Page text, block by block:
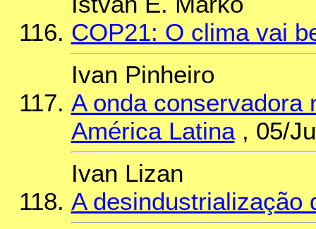
COP21: O clima vai
Ivan Pinheiro
A onda conservadora
América Latina, 05/
Ivan Lizan
A desindustrialização